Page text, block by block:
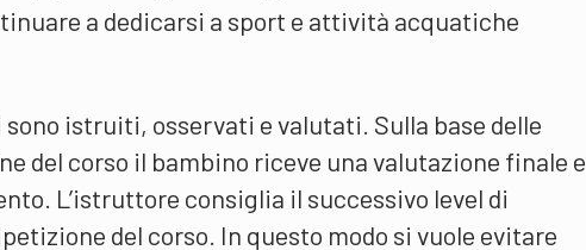
a dedicarsi a sport e attività acquatiche
istruiti, osservati e valutati. Sulla base delle
del corso il bambino riceve una valutazione finale e
L’istruttore consiglia il successivo level di
del corso. In questo modo si vuole evitare